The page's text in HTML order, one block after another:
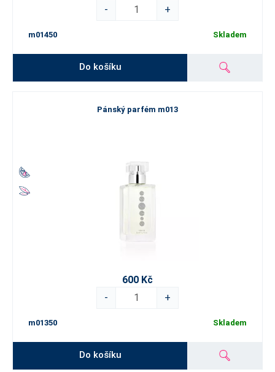
-
+
m01450 Skladem
Do košíku
Pánský parfém m013
600 Kč
-
+
m01350 Skladem
Do košíku